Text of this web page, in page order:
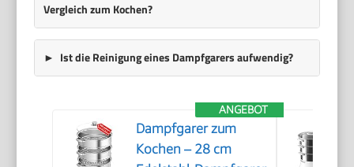
Vergleich zum Kochen?
Ist die Reinigung eines Dampfgarers aufwendig?
ANGEBOT
Dampfgarer zum
Kochen – 28 cm